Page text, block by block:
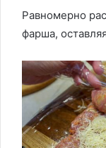
Равномерно
фарша,